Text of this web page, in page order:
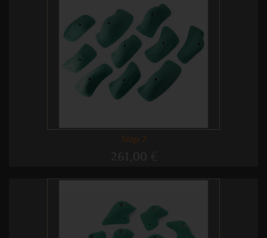
Slap 2
261,00 €